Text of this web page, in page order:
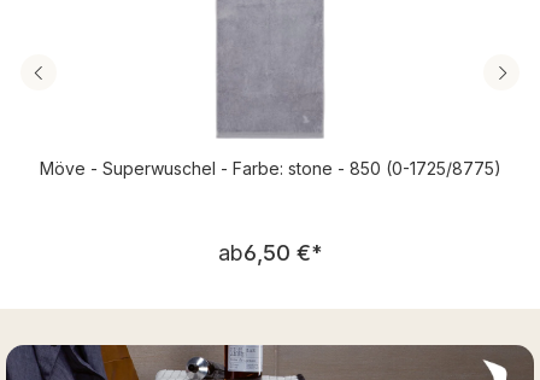
Möve - Superwuschel - Farbe: stone - 850 (0-1725/8775)
Regulärer Preis:
ab6,50 €*